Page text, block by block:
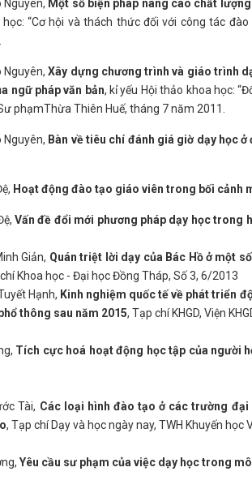
Nguyên, Một số biện pháp nâng cao chất
“Cơ hội và thách thức đối với công tác
Nguyên,Xây dựng chương trình và giáo trình
ngữ pháp văn bản, kỉ yếu Hội thảo khoa học:
phạmThừa Thiên Huế, tháng 7 năm 2011.
Nguyên, Bàn về tiêu chí đánh giá giờ dạy học
Hoạt động đào tạo giáo viên trong bối cảnh
Vấn đề đổi mới phương pháp dạy học trong
Giản, Quán triệt lời dạy của Bác Hồ ở một
Khoa học - Đại học Đồng Tháp, Số 3, 6/2013
Hạnh, Kinh nghiệm quốc tế về phát triển
thông sau năm 2015, Tạp chí KHGD, Viện
Tích cực hoá hoạt động học tập của người
Tài, Các loại hình đào tạo ở các trường
, Tạp chí Dạy và học ngày nay, TWH Khuyến học
Yêu cầu sư phạm của việc dạy học trong